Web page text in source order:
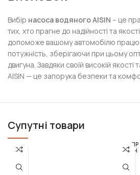
Вибір насоса водяного AISIN – це
тих, хто прагне до надійності та
допоможе вашому автомобілю
потужність, зберігаючи при цьому
двигуна. Завдяки своїй високій якості
AISIN — це запорука безпеки та
Супутні товари
РОЗПР
ОДАН